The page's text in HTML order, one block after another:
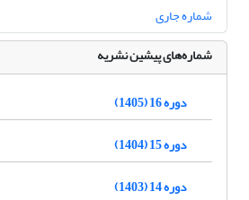
شماره جاری
شماره‌های پیشین نشریه
دوره 16 (1405)
دوره 15 (1404)
دوره 14 (1403)